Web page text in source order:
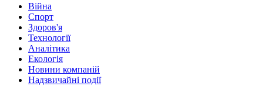
Війна
Спорт
Здоров'я
Технології
Аналітика
Екологія
Новини компаній
Надзвичайні події